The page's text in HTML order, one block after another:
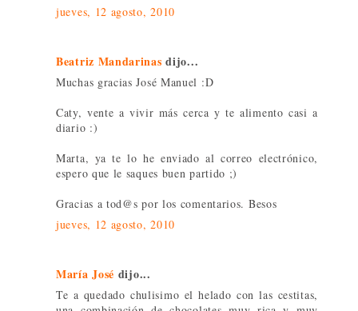
jueves, 12 agosto, 2010
Beatriz Mandarinas dijo...
Muchas gracias José Manuel :D
Caty, vente a vivir más cerca y te alimento casi a
diario :)
Marta, ya te lo he enviado al correo electrónico,
espero que le saques buen partido ;)
Gracias a tod@s por los comentarios. Besos
jueves, 12 agosto, 2010
María José dijo...
Te a quedado chulisimo el helado con las cestitas,